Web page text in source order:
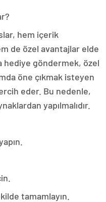
hem içerik
de özel avantajlar elde
hediye göndermek, özel
öne çıkmak isteyen
eder. Bu nedenle,
yapılmalıdır.
tamamlayın.